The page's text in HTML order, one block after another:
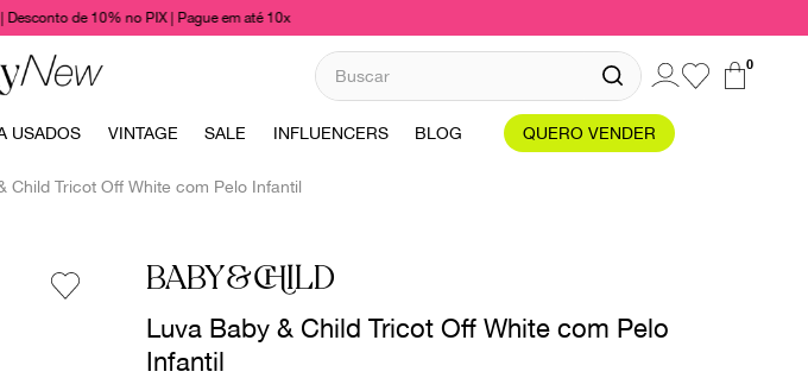
de 10% no PIX | Pague em até 10x
Buscar 0
USADOS VINTAGE SALE INFLUENCERS BLOG QUERO VENDER
Child Tricot Off White com Pelo Infantil
BABY&CHILD
Luva Baby & Child Tricot Off White com Pelo
Infantil